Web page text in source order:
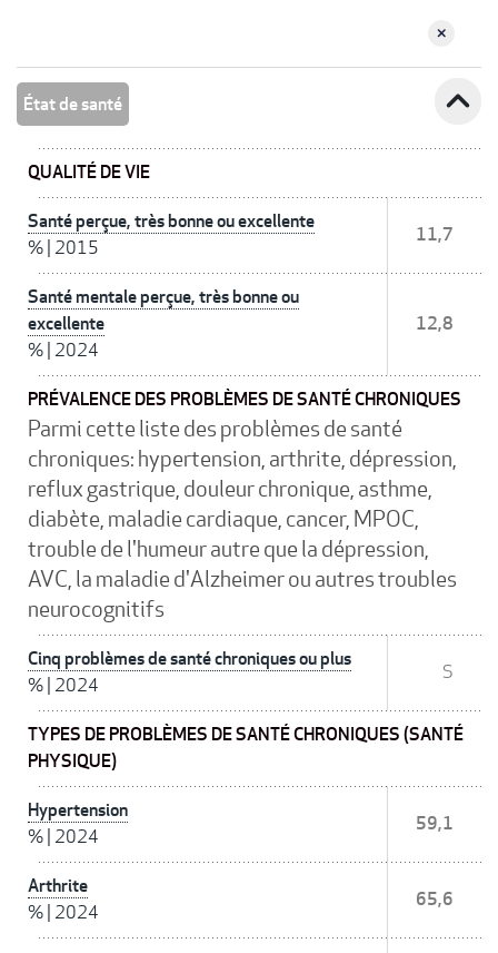
État de santé expand_less
QUALITÉ DE VIE
Santé perçue, très bonne ou excellente
% 2015
11,7
Santé mentale perçue, très bonne ou
excellente
% 2024
12,8
PRÉVALENCE DES PROBLÈMES DE SANTÉ CHRONIQUES
Parmi cette liste des problèmes de santé
chroniques: hypertension, arthrite, dépression,
reflux gastrique, douleur chronique, asthme,
diabète, maladie cardiaque, cancer, MPOC,
trouble de l'humeur autre que la dépression,
AVC, la maladie d'Alzheimer ou autres troubles
neurocognitifs
Cinq problèmes de santé chroniques ou plus
% 2024
S
TYPES DE PROBLÈMES DE SANTÉ CHRONIQUES (SANTÉ
PHYSIQUE)
Hypertension
% 2024
59,1
Arthrite
% 2024
65,6